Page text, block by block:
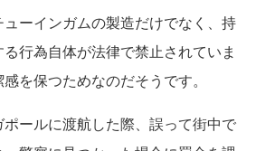
ーインガムの製造だけでなく、持
行為自体が法律で禁止されていま
を保つためなのだそうです。
ポールに渡航した際、誤って街中で